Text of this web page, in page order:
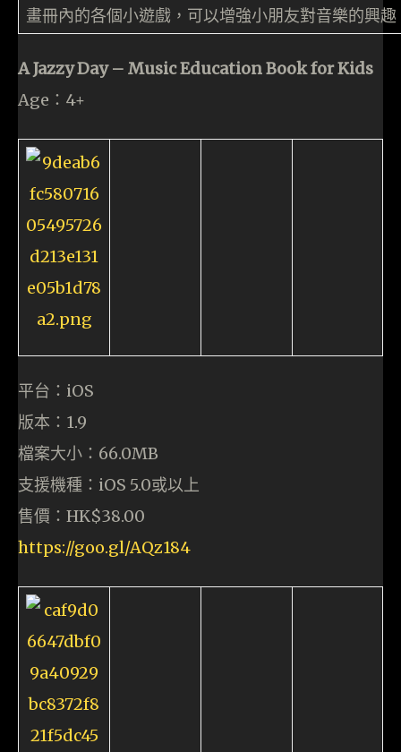
畫冊內的各個小遊戲，可以增強小朋友對音樂的興
A Jazzy Day – Music Education Book for Kids
Age：4+
平台：iOS
版本：1.9
檔案大小：66.0MB
支援機種：iOS 5.0或以上
售價：HK$38.00
https://goo.gl/AQz184